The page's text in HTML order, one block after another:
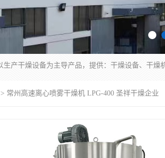
> 常州高速离心喷雾干燥机 LPG-400 圣祥干燥企业